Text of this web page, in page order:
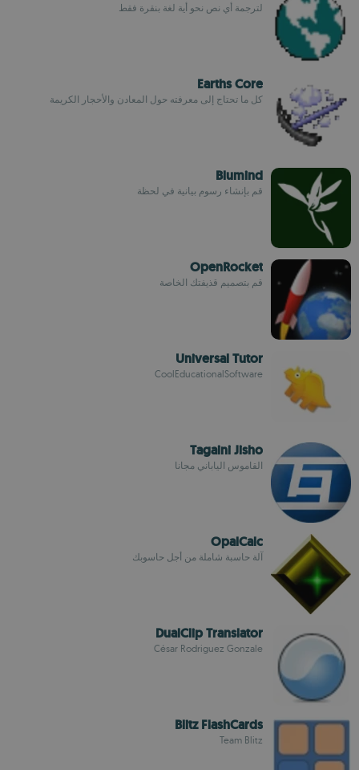
لترجمة أي نص نحو أية لغة بنقرة فقط
Earths Core
كل ما تحتاج إلى معرفته حول المعادن والأحجار الكريمة
Blumind
قم بإنشاء رسوم بيانية في لحظة
OpenRocket
قم بتصميم قذيفتك الخاصة
Universal Tutor
CoolEducationalSoftware
Tagaini Jisho
القاموس الياباني مجانا
OpalCalc
آلة حاسبة شاملة من أجل حاسوبك
DualClip Translator
César Rodriguez Gonzale
Blitz FlashCards
Team Blitz